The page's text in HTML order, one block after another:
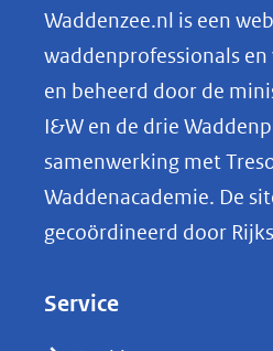
n
o
p
k
e
Waddenzee.nl is een
waddenprofessionals
en beheerd door de
I&W en de drie
samenwerking met
Waddenacademie. De
gecoördineerd door
Service